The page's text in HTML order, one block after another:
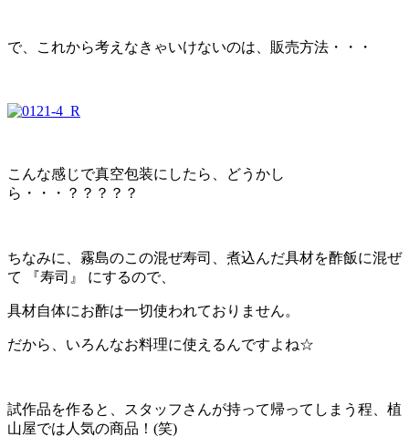
で、これから考えなきゃいけないのは、販売方法・・・
こんな感じで真空包装にしたら、どうかし
ら・・・？？？？？
ちなみに、霧島のこの混ぜ寿司、煮込んだ具材を酢飯に混ぜ
て 『寿司』 にするので、
具材自体にお酢は一切使われておりません。
だから、いろんなお料理に使えるんですよね☆
試作品を作ると、スタッフさんが持って帰ってしまう程、植
山屋では人気の商品！(笑)